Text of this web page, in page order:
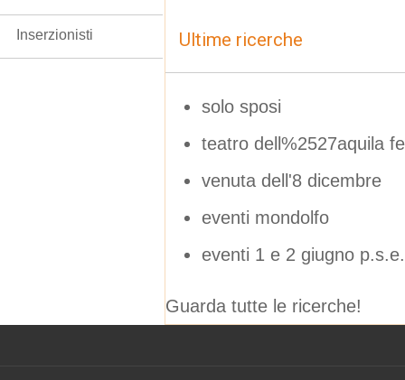
Ultime ricerche
solo sposi
teatro dell%2527aquila
venuta dell'8 dicembre
eventi mondolfo
eventi 1 e 2 giugno p.s.e.
Guarda tutte le ricerche!
Inserzionisti